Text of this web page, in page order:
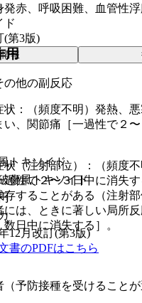
発赤、呼吸困難、血管性
用
他の副反応
：（頻度不明）発熱、悪
い、関節痛［一過性で２
（注射部位）：（頻度不
過性で２〜３日中に消失
存することがある（注射
には、ときに著しい局所
日中に消失する］。
予防接種を受けることが
ド
(第3版)
報
トキソイド
傷風トキソイド
12月改訂(第3版)
書のPDFはこちら